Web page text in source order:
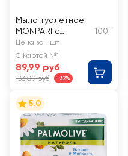
Мыло туалетное
MONPARI с
прополисом
100г
Цена за 1 шт
С Картой №1
89,99 руб
133,09 руб -32%
5.0